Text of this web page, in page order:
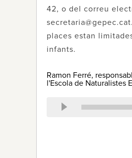
42, o del correu
places estan
infants.
Ramon Ferré,
l'Escola de Naturalistes